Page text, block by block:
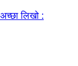
लिखो :